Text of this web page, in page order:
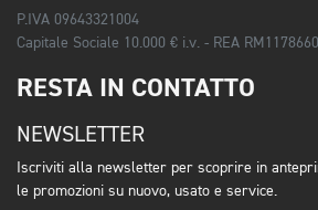
P.IVA 09643321004
Capitale Sociale 10.000 € i.v. - REA RM1178660
RESTA IN CONTATTO
NEWSLETTER
Iscriviti alla newsletter per scoprire in
le promozioni su nuovo, usato e service.